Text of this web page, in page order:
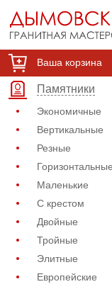
Ваша корзина
Памятники
Экономичные
Вертикальные
Резные
Горизонтальные
Маленькие
С крестом
Двойные
Тройные
Элитные
Европейские